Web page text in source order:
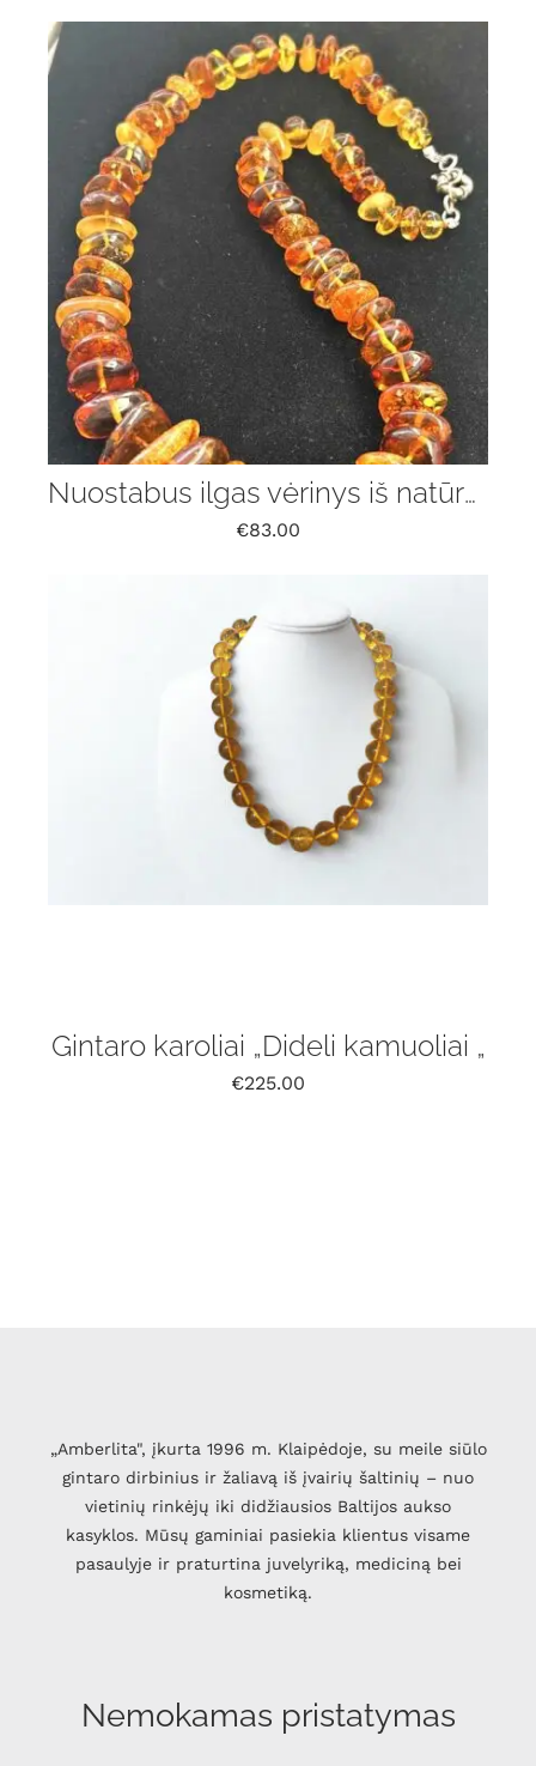
Nuostabus ilgas vėrinys iš natūralaus Baltijos gintaro
€83.00
Gintaro karoliai „Dideli kamuoliai „
€225.00
„Amberlita", įkurta 1996 m. Klaipėdoje, su meile siūlo
gintaro dirbinius ir žaliavą iš įvairių šaltinių – nuo
vietinių rinkėjų iki didžiausios Baltijos aukso
kasyklos. Mūsų gaminiai pasiekia klientus visame
pasaulyje ir praturtina juvelyriką, mediciną bei
kosmetiką.
Nemokamas pristatymas